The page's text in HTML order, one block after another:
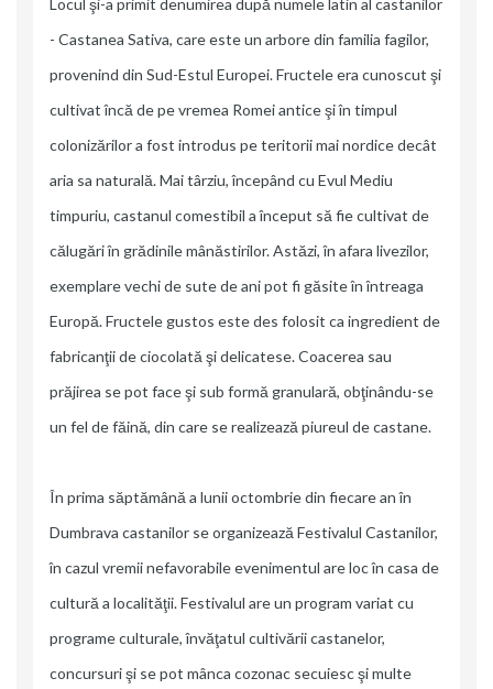
Locul şi-a primit denumirea după numele latin al castanilor
- Castanea Sativa, care este un arbore din familia fagilor,
provenind din Sud-Estul Europei. Fructele era cunoscut şi
cultivat încă de pe vremea Romei antice şi în timpul
colonizărilor a fost introdus pe teritorii mai nordice decât
aria sa naturală. Mai târziu, începând cu Evul Mediu
timpuriu, castanul comestibil a început să fie cultivat de
călugări în grădinile mânăstirilor. Astăzi, în afara livezilor,
exemplare vechi de sute de ani pot fi găsite în întreaga
Europă. Fructele gustos este des folosit ca ingredient de
fabricanţii de ciocolată şi delicatese. Coacerea sau
prăjirea se pot face şi sub formă granulară, obţinându-se
un fel de făină, din care se realizează piureul de castane.
În prima săptămână a lunii octombrie din fiecare an în
Dumbrava castanilor se organizează Festivalul Castanilor,
în cazul vremii nefavorabile evenimentul are loc în casa de
cultură a localităţii. Festivalul are un program variat cu
programe culturale, învăţatul cultivării castanelor,
concursuri şi se pot mânca cozonac secuiesc şi multe